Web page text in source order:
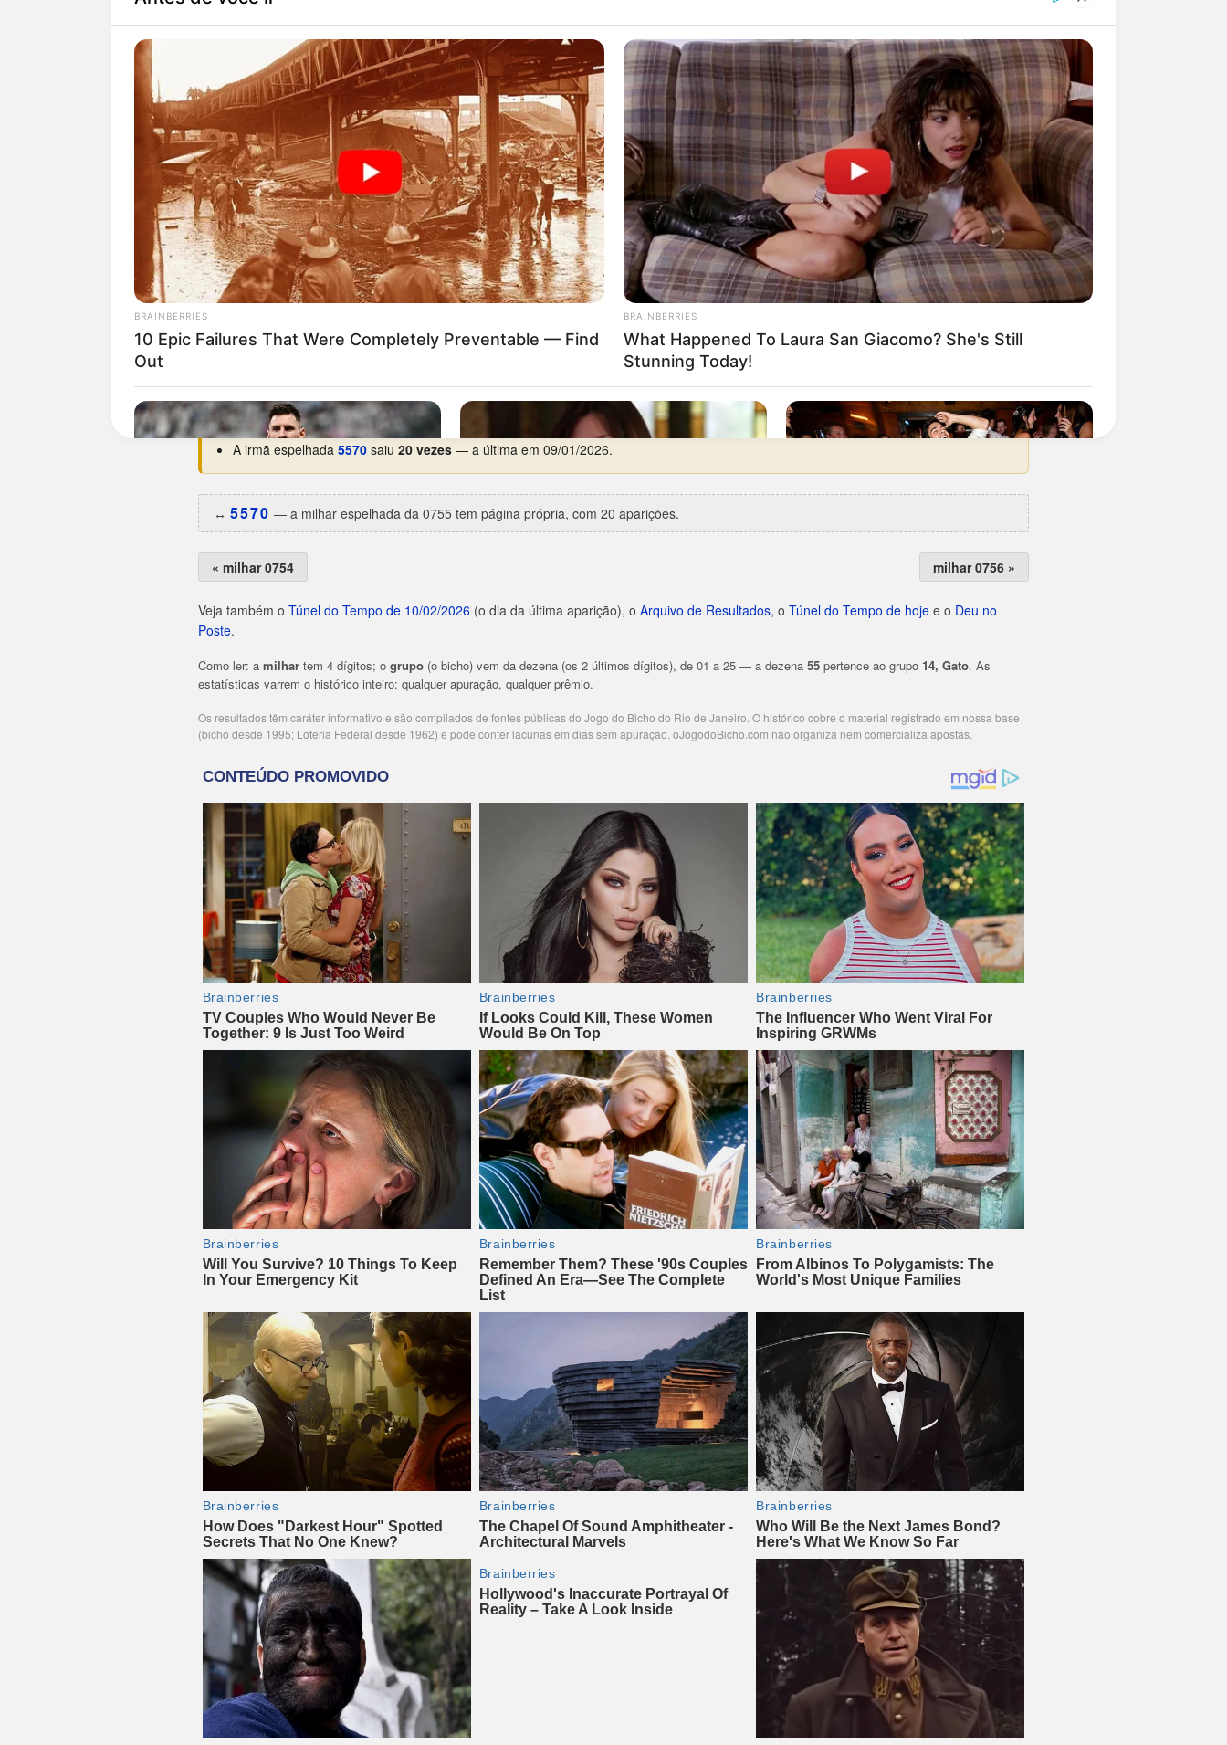
Nunca saiu num domingo.O dia preferido é quarta-feira, com 4 aparições.
Menor intervalo:1 dia, entre 26/08/2020 e 27/08/2020.
Melhor ano: 2006 e 2011 , com 2 aparições.
A irmã espelhada 5570 saiu 20 vezes — a última em 09/01/2026.
↔️ 5570 — a milhar espelhada da 0755 tem página própria, com 20 aparições.
« milhar 0754 milhar 0756 »
Veja também o Túnel do Tempo de 10/02/2026 (o dia da última aparição), o Arquivo de Resultados, o Túnel do Tempo de hoje e o Deu no
Poste.
Como ler: a milhar tem 4 dígitos; o grupo (o bicho) vem da dezena (os 2 últimos dígitos), de 01 a 25 — a dezena 55 pertence ao grupo 14, Gato. As
estatísticas varrem o histórico inteiro: qualquer apuração, qualquer prêmio.
Os resultados têm caráter informativo e são compilados de fontes públicas do Jogo do Bicho do Rio de Janeiro. O histórico cobre o material registrado em nossa base
(bicho desde 1995; Loteria Federal desde 1962) e pode conter lacunas em dias sem apuração. oJogodoBicho.com não organiza nem comercializa apostas.
Publicidade